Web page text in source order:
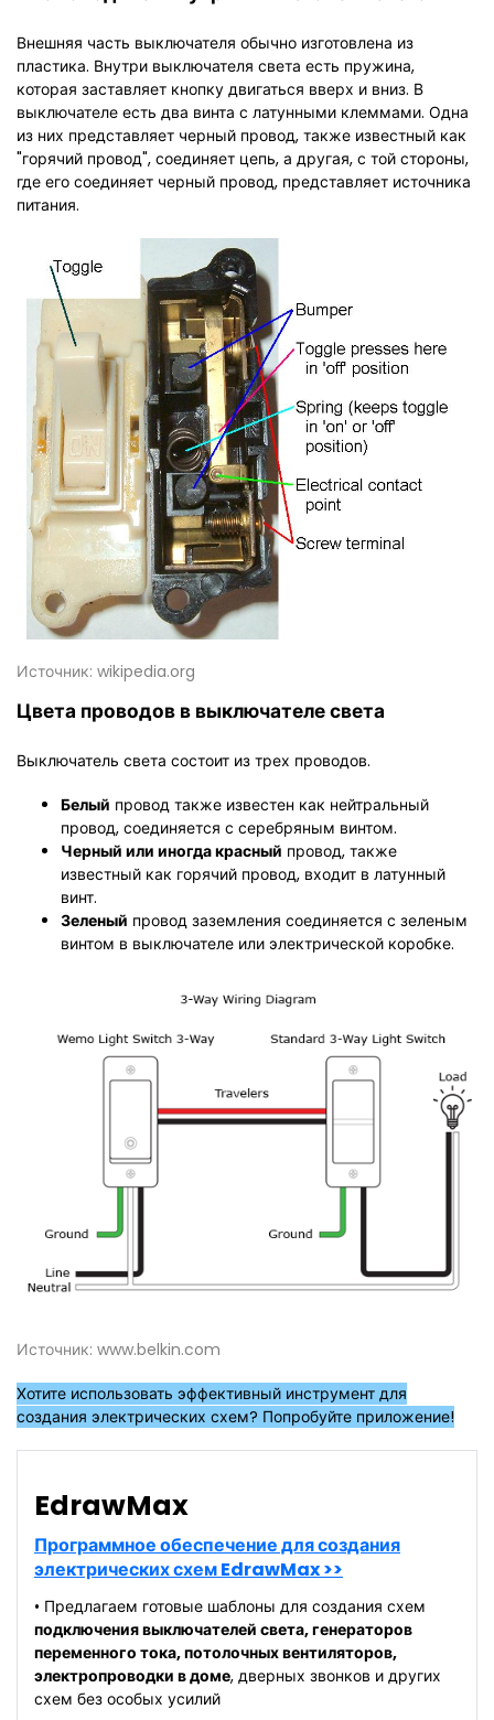
Внешняя часть выключателя обычно изготовлена из
пластика. Внутри выключателя света есть пружина,
которая заставляет кнопку двигаться вверх и вниз. В
выключателе есть два винта с латунными клеммами. Одна
из них представляет черный провод, также известный как
"горячий провод", соединяет цепь, а другая, с той стороны,
где его соединяет черный провод, представляет источника
питания.
Источник: wikipedia.org
Цвета проводов в выключателе света
Выключатель света состоит из трех проводов.
Белый провод также известен как нейтральный
провод, соединяется с серебряным винтом.
Черный или иногда красный провод, также
известный как горячий провод, входит в латунный
винт.
Зеленый провод заземления соединяется с зеленым
винтом в выключателе или электрической коробке.
Источник: www.belkin.com
Хотите использовать эффективный инструмент для
создания электрических схем? Попробуйте приложение!
EdrawMax
Программное обеспечение для создания
электрических схем EdrawMax >>
• Предлагаем готовые шаблоны для создания схем
подключения выключателей света, генераторов
переменного тока, потолочных вентиляторов,
электропроводки в доме, дверных звонков и других
схем без особых усилий